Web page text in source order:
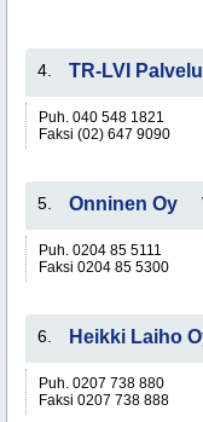
4. TR-LVI
Puh. 040 548 1821
Faksi (02) 647 9090
5. Onninen Oy
Puh. 0204 85 5111
Faksi 0204 85 5300
6. Heikki Laiho
Puh. 0207 738 880
Faksi 0207 738 888